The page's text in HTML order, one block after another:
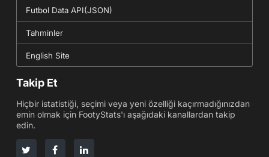
Futbol Data API(JSON)
Tahminler
English Site
Takip Et
Hiçbir istatistiği, seçimi veya yeni özelliği kaçırmadığınızdan
emin olmak için FootyStats'ı aşağıdaki kanallardan takip
edin.